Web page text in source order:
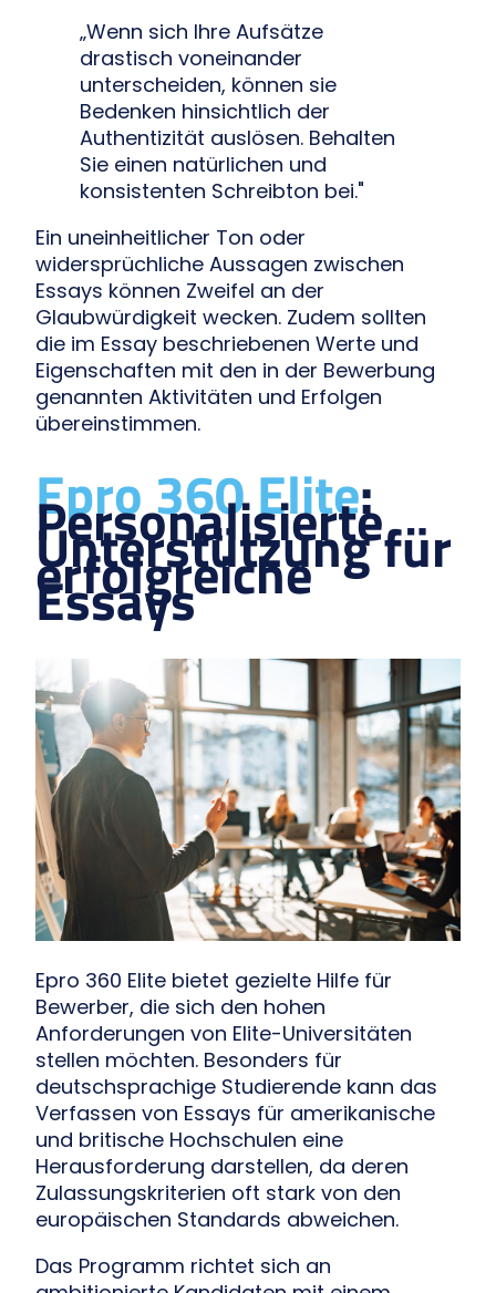
„Wenn sich Ihre Aufsätze
drastisch voneinander
unterscheiden, können sie
Bedenken hinsichtlich der
Authentizität auslösen. Behalten
Sie einen natürlichen und
konsistenten Schreibton bei."
Ein uneinheitlicher Ton oder
widersprüchliche Aussagen zwischen
Essays können Zweifel an der
Glaubwürdigkeit wecken. Zudem sollten
die im Essay beschriebenen Werte und
Eigenschaften mit den in der Bewerbung
genannten Aktivitäten und Erfolgen
übereinstimmen.
Epro 360 Elite:
Personalisierte
Unterstützung für
erfolgreiche
Essays
Epro 360 Elite bietet gezielte Hilfe für
Bewerber, die sich den hohen
Anforderungen von Elite-Universitäten
stellen möchten. Besonders für
deutschsprachige Studierende kann das
Verfassen von Essays für amerikanische
und britische Hochschulen eine
Herausforderung darstellen, da deren
Zulassungskriterien oft stark von den
europäischen Standards abweichen.
Das Programm richtet sich an